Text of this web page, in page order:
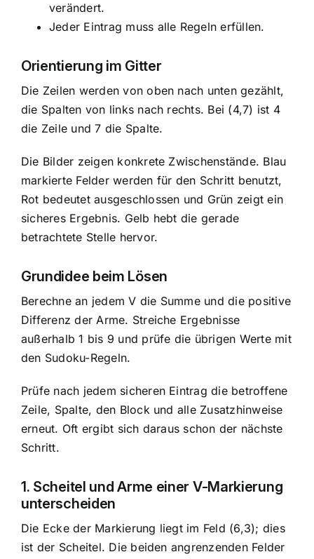
verändert.
Jeder Eintrag muss alle Regeln erfüllen.
Orientierung im Gitter
Die Zeilen werden von oben nach unten gezählt,
die Spalten von links nach rechts. Bei (4,7) ist 4
die Zeile und 7 die Spalte.
Die Bilder zeigen konkrete Zwischenstände. Blau
markierte Felder werden für den Schritt benutzt,
Rot bedeutet ausgeschlossen und Grün zeigt ein
sicheres Ergebnis. Gelb hebt die gerade
betrachtete Stelle hervor.
Grundidee beim Lösen
Berechne an jedem V die Summe und die positive
Differenz der Arme. Streiche Ergebnisse
außerhalb 1 bis 9 und prüfe die übrigen Werte mit
den Sudoku-Regeln.
Prüfe nach jedem sicheren Eintrag die betroffene
Zeile, Spalte, den Block und alle Zusatzhinweise
erneut. Oft ergibt sich daraus schon der nächste
Schritt.
1. Scheitel und Arme einer V-Markierung
unterscheiden
Die Ecke der Markierung liegt im Feld (6,3); dies
ist der Scheitel. Die beiden angrenzenden Felder